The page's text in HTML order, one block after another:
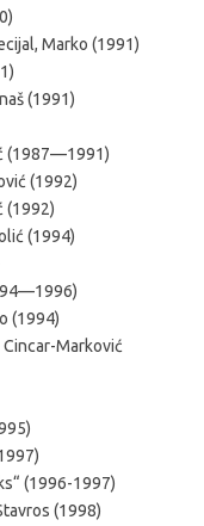
Marko (1991)
(1991)
(1987—1991)
(1992)
(1992)
(1994)
(1994)
Marković
(1996-1997)
(1998)